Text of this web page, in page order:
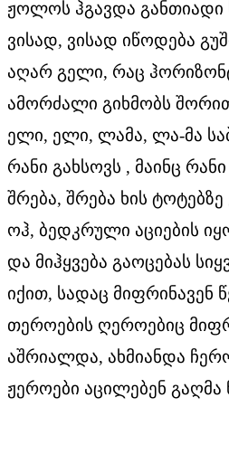
ჟოლოს ჰგავდა განთიადი
ვისად, ვისად იწოდება
აღარ გელი, რაც
ამორძალი გიხმობს
ელი, ელი, ლამა, ლა-მა
რანი გახსოვს , მაინც
შრება, შრება ხის
ოჰ, ბედკრული აციების
და მიჰყვება გაოცებას
იქით, სადაც მიფრინავენ
თეროების ღეროებიც
აშრიალდა, ახმიანდა
ჟეროები აცილებენ გაღმა